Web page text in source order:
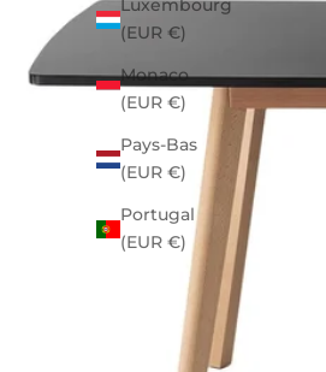
Luxembourg
(EUR €)
Monaco
(EUR €)
Pays-Bas
(EUR €)
Portugal
(EUR €)